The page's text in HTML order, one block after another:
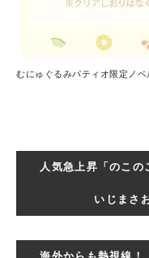
むにゅぐるみパティオ限定ノベ
人気急上昇「のこの
いじまさ